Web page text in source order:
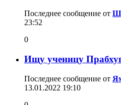
Последнее сообщение от
23:52
0
Ищу ученицу
Последнее сообщение от
13.01.2022 19:10